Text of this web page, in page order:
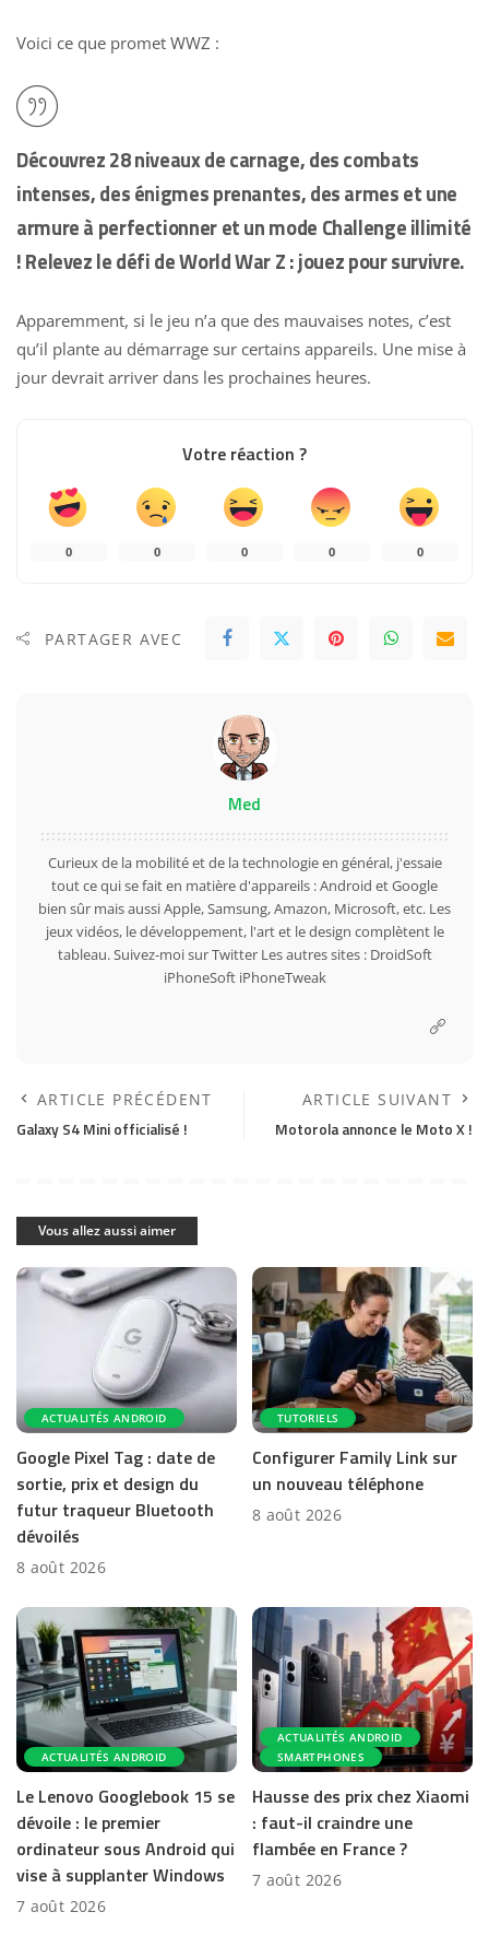
Voici ce que promet WWZ :
Découvrez 28 niveaux de carnage, des combats
intenses, des énigmes prenantes, des armes et une
armure à perfectionner et un mode Challenge illimité
! Relevez le défi de World War Z : jouez pour survivre.
Apparemment, si le jeu n’a que des mauvaises notes, c’est
qu’il plante au démarrage sur certains appareils. Une mise à
jour devrait arriver dans les prochaines heures.
Votre réaction ?
0 0 0 0 0
PARTAGER AVEC
Med
Curieux de la mobilité et de la technologie en général, j'essaie
tout ce qui se fait en matière d'appareils : Android et Google
bien sûr mais aussi Apple, Samsung, Amazon, Microsoft, etc. Les
jeux vidéos, le développement, l'art et le design complètent le
tableau. Suivez-moi surTwitterLes autres sites : DroidSoft
iPhoneSoft iPhoneTweak
ARTICLE PRÉCÉDENT
Galaxy S4 Mini officialisé !
ARTICLE SUIVANT
Motorola annonce le Moto X !
Vous allez aussi aimer
ACTUALITÉS ANDROID
Google Pixel Tag : date de
sortie, prix et design du
futur traqueur Bluetooth
dévoilés
8 août 2026
TUTORIELS
Configurer Family Link sur
un nouveau téléphone
8 août 2026
ACTUALITÉS ANDROID
Le Lenovo Googlebook 15 se
dévoile : le premier
ordinateur sous Android qui
vise à supplanter Windows
7 août 2026
ACTUALITÉS ANDROID
SMARTPHONES
Hausse des prix chez Xiaomi
: faut-il craindre une
flambée en France ?
7 août 2026